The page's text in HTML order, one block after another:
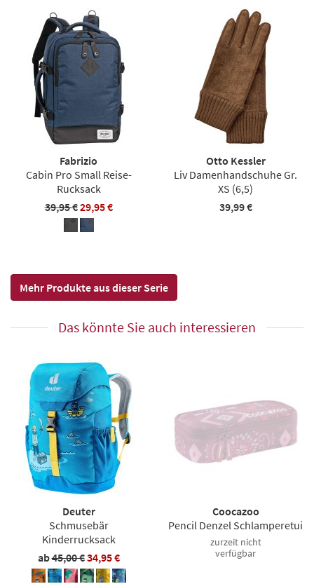
Fabrizio
Cabin Pro Small Reise-
Rucksack
39,95 €29,95 €
Otto Kessler
Liv Damenhandschuhe Gr.
XS (6,5)
39,99 €
Mehr Produkte aus dieser Serie
Das könnte Sie auch interessieren
Deuter
Schmusebär
Kinderrucksack
ab45,00 €34,95 €
Coocazoo
Pencil Denzel Schlamperetui
zurzeit nicht
verfügbar